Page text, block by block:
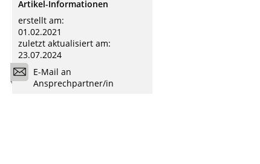
Artikel-Informationen
erstellt am:
01.02.2021
zuletzt aktualisiert am:
23.07.2024
E-Mail an
Ansprechpartner/in